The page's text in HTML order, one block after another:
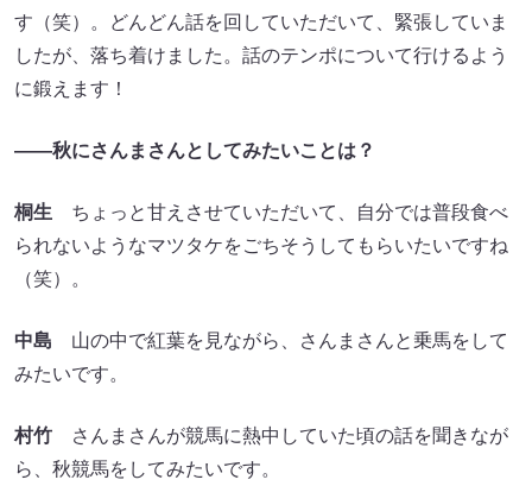
す（笑）。どんどん話を回していただいて、緊張していま
したが、落ち着けました。話のテンポについて行けるよう
に鍛えます！
――秋にさんまさんとしてみたいことは？
桐生 ちょっと甘えさせていただいて、自分では普段食べ
られないようなマツタケをごちそうしてもらいたいですね
（笑）。
中島 山の中で紅葉を見ながら、さんまさんと乗馬をして
みたいです。
村竹 さんまさんが競馬に熱中していた頃の話を聞きなが
ら、秋競馬をしてみたいです。